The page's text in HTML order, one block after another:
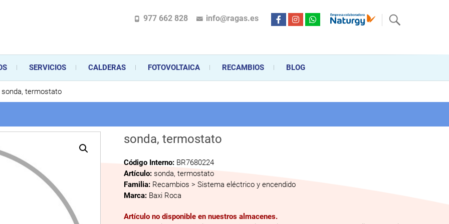
en la instalación, comercialización y mantenimiento de gas y electricidad desde hace más de 20 años . Acompañamos al cliente
aparatos de gas, climatización o electrodomésticos, desde el asesoramiento personalizado en la venta, montaje y reparación, hasta la
977 662 828 info@ragas.es
SERVICIOS CALDERAS FOTOVOLTAICA RECAMBIOS BLOG
sonda, termostato
sonda, termostato
Código Interno: BR7680224
Artículo: sonda, termostato
Familia: Recambios > Sistema eléctrico y encendido
Marca: Baxi Roca
Artículo no disponible en nuestros almacenes.